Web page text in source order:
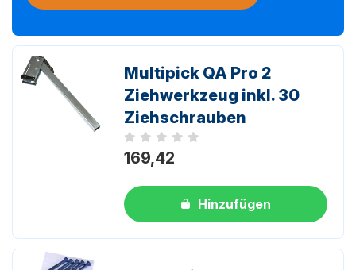
Multipick QA Pro 2
Ziehwerkzeug inkl. 30
Ziehschrauben
Noch keine Bewertungen
169,42
Hinzufügen